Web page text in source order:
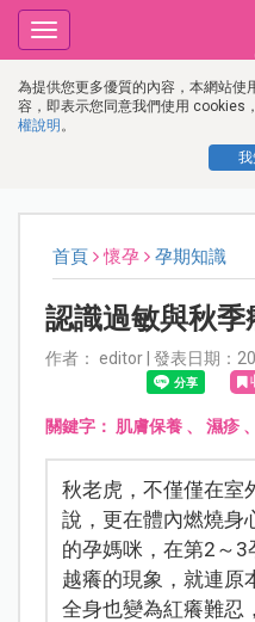
為提供您更多優質的內容，本網站
容，即表示您同意我們使用 cookies
權說明 。
我
Toggle
navigation
首頁 懷孕 孕期知識
認識過敏與秋
作者： editor | 發表日期：
關鍵字： 肌膚保養、 濕疹、
秋老虎，不僅僅在室
說，更在體內燃燒身
的孕媽咪，在第2～
越癢的現象，就連原
全身也變為紅癢難忍